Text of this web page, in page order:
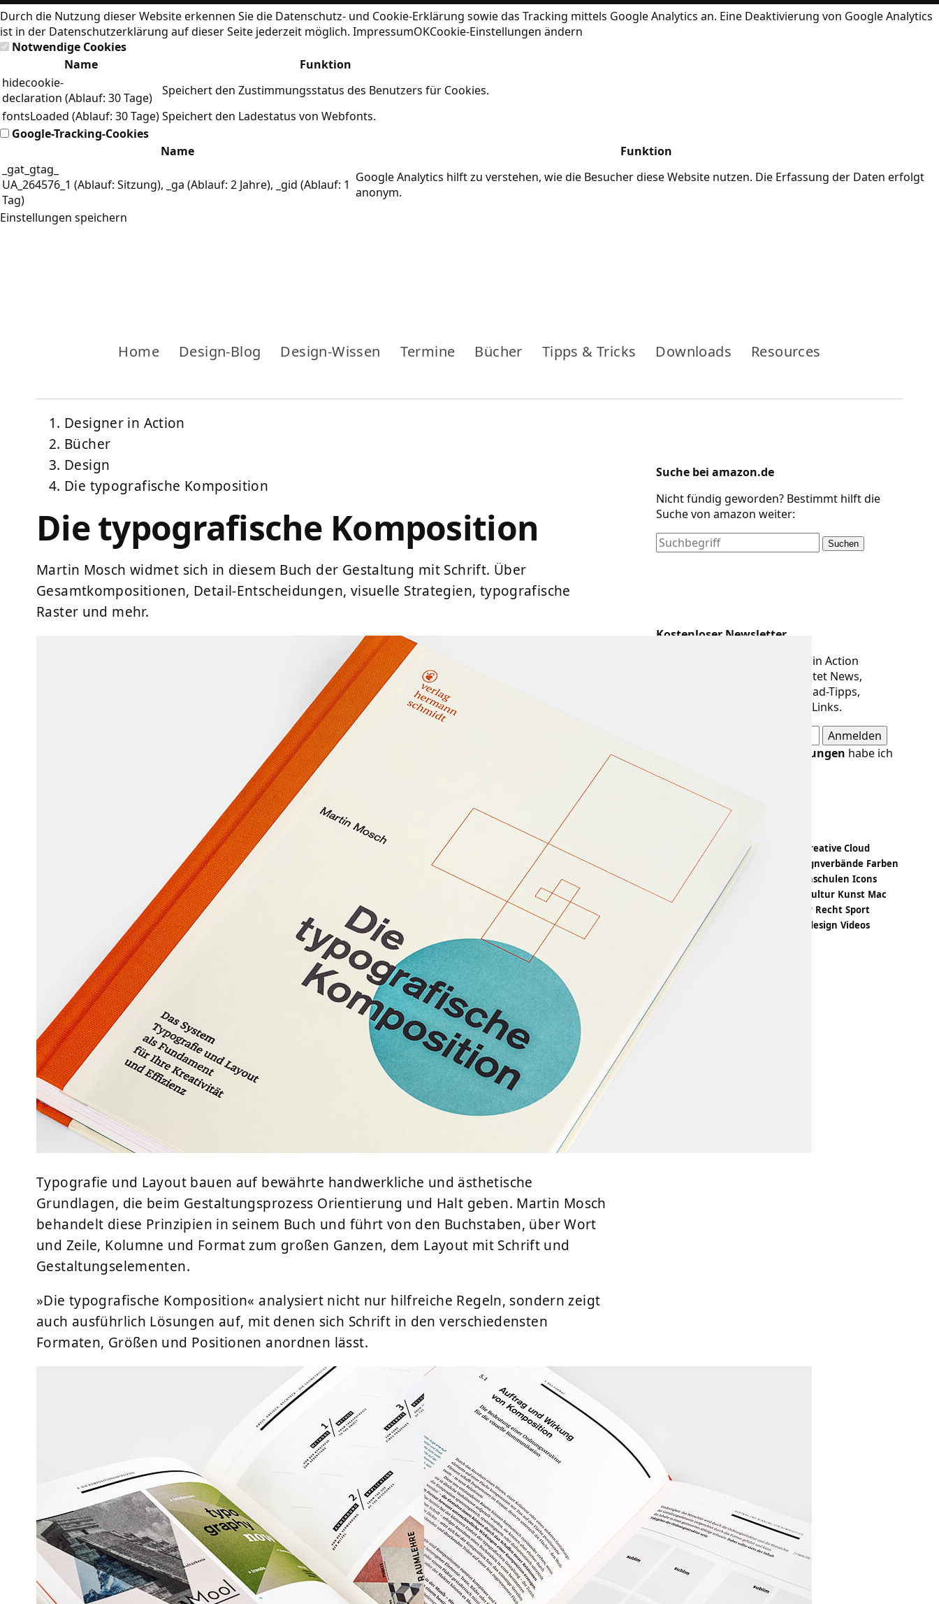
Durch die Nutzung dieser Website erkennen Sie die Datenschutz- und Cookie-Erklärung sowie das Tracking mittels Google Analytics an. Eine Deaktivierung von Google Analytics
ist in der Datenschutzerklärung auf dieser Seite jederzeit möglich. ImpressumOKCookie-Einstellungen ändern
Notwendige Cookies
Name
Funktion
hidecookie-
declaration (Ablauf: 30 Tage)
Speichert den Zustimmungsstatus des Benutzers für Cookies.
fontsLoaded (Ablauf: 30 Tage)Speichert den Ladestatus von Webfonts.
Google-Tracking-Cookies
Name
Funktion
_gat_gtag_
UA_264576_1 (Ablauf: Sitzung), _ga (Ablauf: 2 Jahre), _gid (Ablauf: 1
Tag)
Google Analytics hilft zu verstehen, wie die Besucher diese Website nutzen. Die Erfassung der Daten erfolgt
anonym.
Einstellungen speichern
Home Design-Blog Design-Wissen Termine Bücher Tipps & Tricks Downloads Resources
Designer in Action
Bücher
Design
Die typografische Komposition
Die typografische Komposition
Martin Mosch widmet sich in diesem Buch der Gestaltung mit Schrift. Über
Gesamtkompositionen, Detail-Entscheidungen, visuelle Strategien, typografische
Raster und mehr.
Typografie und Layout bauen auf bewährte handwerkliche und ästhetische
Grundlagen, die beim Gestaltungsprozess Orientierung und Halt geben. Martin Mosch
behandelt diese Prinzipien in seinem Buch und führt von den Buchstaben, über Wort
und Zeile, Kolumne und Format zum großen Ganzen, dem Layout mit Schrift und
Gestaltungselementen.
»Die typografische Komposition« analysiert nicht nur hilfreiche Regeln, sondern zeigt
auch ausführlich Lösungen auf, mit denen sich Schrift in den verschiedensten
Formaten, Größen und Positionen anordnen lässt.
Suche bei amazon.de
Nicht fündig geworden? Bestimmt hilft die
Suche von amazon weiter:
Suchen
Kostenloser Newsletter
Der Newsletter von Designer in Action
erscheint alle 14 Tage und bietet News,
Meldungen, Termine, Download-Tipps,
Buchvorstellungen und neue Links.
Datenschutzbestimmungen habe ich
gelesen und akzeptiert.
Design-Themen
Bildbearbeitung
Creative Cloud
Crowdfunding
Designevents Designverbände Farben
Fashion Freeloads Hochschulen Icons
Illustration
Infografik Kultur Kunst Mac
Papiermuster Poster Recht Sport
Statistiken
Typedesign Videos
Wallpapers
Mehr Bücher über Design